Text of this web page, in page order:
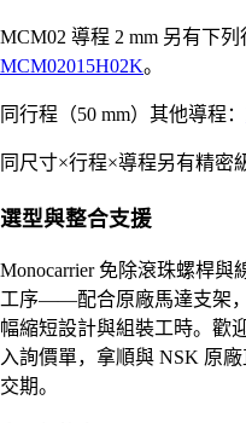
MCM02 導程 2 mm 另有下列
MCM02015H02K。
同行程（50 mm）其他導程：
同尺寸×行程×導程另有精密
選型與整合支援
Monocarrier 免除滾珠螺桿
工序——配合原廠馬達支架
幅縮短設計與組裝工時。歡
入詢價單，拿順與 NSK 原
交期。